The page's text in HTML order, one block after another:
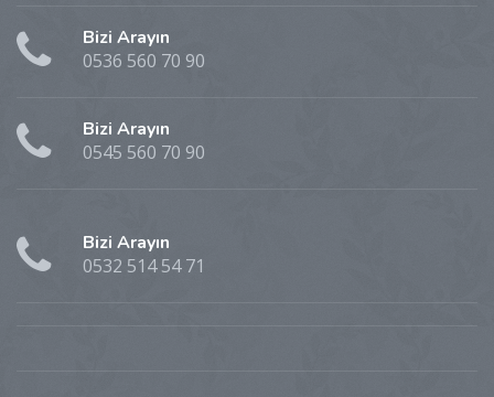
Bizi Arayın
0536 560 70 90
Bizi Arayın
0545 560 70 90
Bizi Arayın
0532 514 54 71